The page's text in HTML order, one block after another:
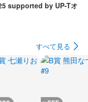
supported by UP-Tオ
すべて見る